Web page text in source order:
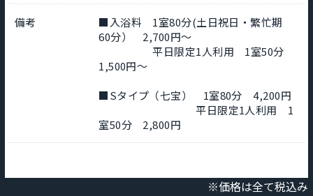
備考
■入浴料 1室80分(土日祝日・繁忙期
60分） 2,700円～
平日限定1人利用 1室50分
1,500円～
■Sタイプ（七宝） 1室80分 4,200円
平日限定1人利用 1
室50分 2,800円
※価格は全て税込み